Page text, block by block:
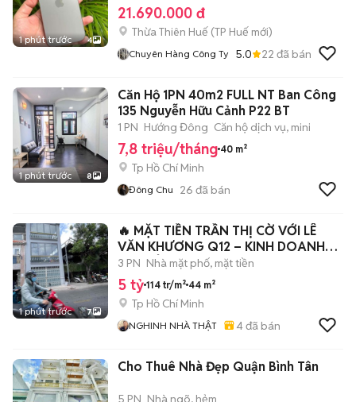
1 phút trước 4
21.690.000 đ
Thừa Thiên Huế (TP Huế mới)
Chuyên Hàng Công Ty 5.0 22 đã bán
1 phút trước 8
Căn Hộ 1PN 40m2 FULL NT Ban Công
135 Nguyễn Hữu Cảnh P22 BT
1 PN Hướng Đông Căn hộ dịch vụ, mini
7,8 triệu/tháng 40 m²
Tp Hồ Chí Minh
Đông Chu 26 đã bán
1 phút trước 7
🔥 MẶT TIỀN TRẦN THỊ CỜ VỚI LÊ
VĂN KHƯƠNG Q12 – KINH DOANH
CỰC ĐỈNH
3 PN Nhà mặt phố, mặt tiền
5 tỷ 114 tr/m² 44 m²
Tp Hồ Chí Minh
NGHINH NHÀ THẬT 4đã bán
Cho Thuê Nhà Đẹp Quận Bình Tân
5 PN Nhà ngõ, hẻm